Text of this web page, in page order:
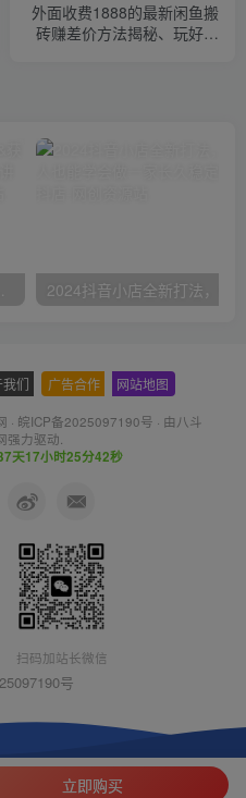
外面收费1888的最新闲鱼搬
砖赚差价方法揭秘、玩好一
会说的运营技巧
们 广告合作 网站地图
· 皖ICP备2025097190号 · 由八斗
强力驱动.
天17小时25分42秒
扫码加站长微信
号
立即购买